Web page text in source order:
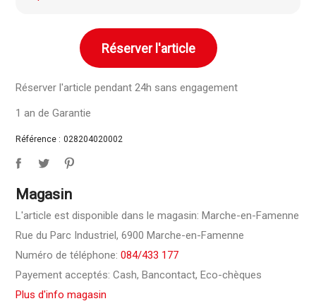
Réserver l'article
Réserver l'article pendant 24h sans engagement
1 an de Garantie
Référence : 028204020002
Magasin
L'article est disponible dans le magasin: Marche-en-Famenne
Rue du Parc Industriel, 6900 Marche-en-Famenne
Numéro de téléphone:084/433 177
Payement acceptés: Cash, Bancontact, Eco-chèques
Plus d'info magasin